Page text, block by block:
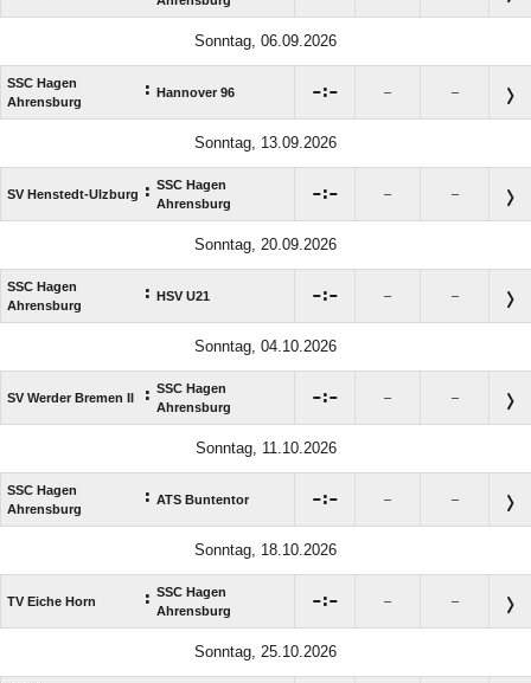
Sonntag, 06.09.2026
SSC Hagen
Ahrensburg
: Hannover 96 : – –
Sonntag, 13.09.2026
SV Henstedt-Ulzburg : SSC Hagen
Ahrensburg
: – –
Sonntag, 20.09.2026
SSC Hagen
Ahrensburg
: HSV U21 : – –
Sonntag, 04.10.2026
SV Werder Bremen II : SSC Hagen
Ahrensburg
: – –
Sonntag, 11.10.2026
SSC Hagen
Ahrensburg
: ATS Buntentor : – –
Sonntag, 18.10.2026
TV Eiche Horn : SSC Hagen
Ahrensburg
: – –
Sonntag, 25.10.2026